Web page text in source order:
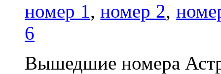
номер 1,номер 2,
6
Вышедшие номера